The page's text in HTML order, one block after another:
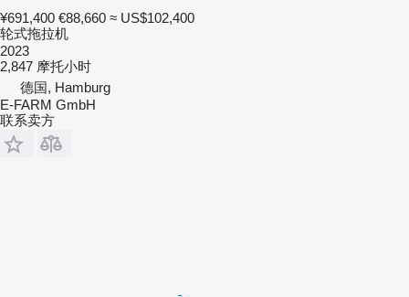
¥691,400 €88,660 ≈ US$102,400
轮式拖拉机
2023
2,847 摩托小时
德国, Hamburg
E-FARM GmbH
联系卖方